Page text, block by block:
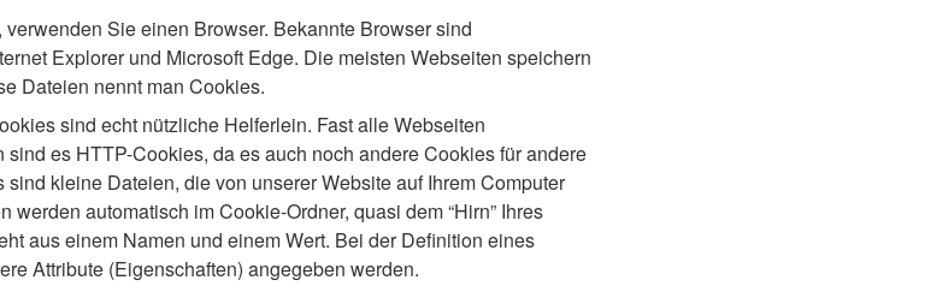
Sie einen Browser. Bekannte Browser sind
Explorer und Microsoft Edge. Die meisten Webseiten speichern
Dateien nennt man Cookies.
sind echt nützliche Helferlein. Fast alle Webseiten
es HTTP-Cookies, da es auch noch andere Cookies für andere
kleine Dateien, die von unserer Website auf Ihrem Computer
automatisch im Cookie-Ordner, quasi dem “Hirn” Ihres
aus einem Namen und einem Wert. Bei der Definition eines
Attribute (Eigenschaften) angegeben werden.